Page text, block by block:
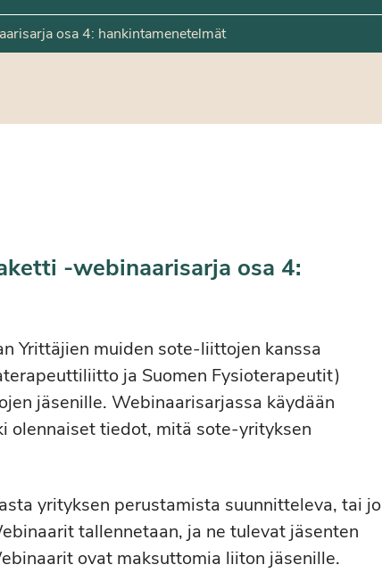
osa 4: hankintamenetelmät
-webinaarisarja osa 4:
Yrittäjien muiden sote-liittojen kanssa
ja Suomen Fysioterapeutit)
jäsenille. Webinaarisarjassa käydään
olennaiset tiedot, mitä sote-yrityksen
yrityksen perustamista suunnitteleva, tai jo
tallennetaan, ja ne tulevat jäsenten
ovat maksuttomia liiton jäsenille.